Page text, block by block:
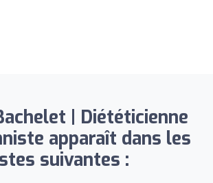
| Diététicienne
apparaît dans les
suivantes :